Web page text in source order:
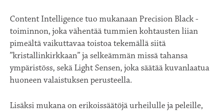
Content Intelligence tuo mukanaan Precision Black -
toiminnon, joka vähentää tummien kohtausten liian
pimeältä vaikuttavaa toistoa tekemällä siitä
”kristallinkirkkaan” ja selkeämmän missä tahansa
ympäristöss, sekä Light Sensen, joka säätää kuvanlaatua
huoneen valaistuksen perusteella.
Lisäksi mukana on erikoissäätöjä urheilulle ja peleille,